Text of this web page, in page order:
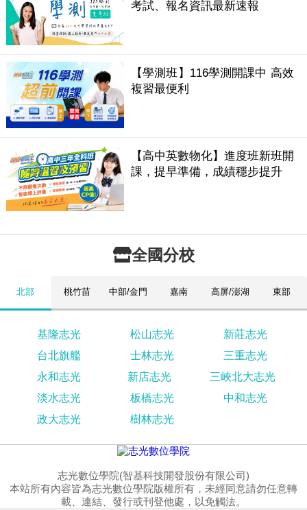
考試、報名資訊最新速報
【學測班】116學測開課中 高效
複習最便利
【高中英數物化】進度班新班開
課，提早準備，成績穩步提升
全國分校
北部 桃竹苗 中部/金門 嘉南 高屏/澎湖 東部
基隆志光 松山志光
新莊志光
台北旗艦
士林志光
三重志光
永和志光
新店志光
三峽北大志光
淡水志光
板橋志光
中和志光
政大志光
樹林志光
志光數位學院(智基科技開發股份有限公司)
本站所有內容皆為志光數位學院版權所有，未經同意請勿任意轉
載、連結、發行或刊登他處，以免觸法。